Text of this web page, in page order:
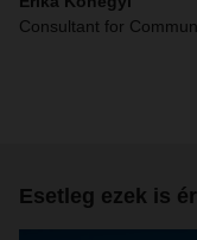
Consultant for
Esetleg ezek is